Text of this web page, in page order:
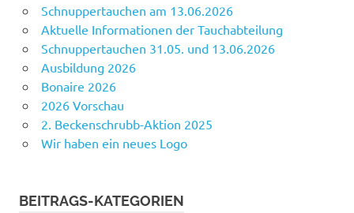
Schnuppertauchen am 13.06.2026
Aktuelle Informationen der Tauchabteilung
Schnuppertauchen 31.05. und 13.06.2026
Ausbildung 2026
Bonaire 2026
2026 Vorschau
2. Beckenschrubb-Aktion 2025
Wir haben ein neues Logo
BEITRAGS-KATEGORIEN